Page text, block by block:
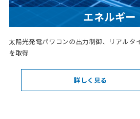
エネルギー
太陽光発電パワコンの出力制御、リアルタ
を取得
詳しく見る